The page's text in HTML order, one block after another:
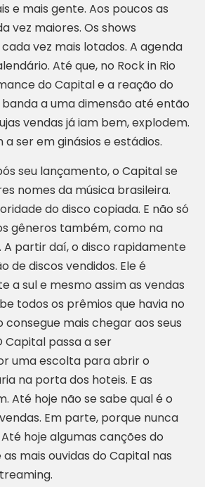
e mais gente. Aos poucos as
vez maiores. Os shows
vez mais lotados. A agenda
Até que, no Rock in Rio
do Capital e a reação do
a uma dimensão até então
vendas já iam bem, explodem.
a ser em ginásios e estádios.
seu lançamento, o Capital se
nomes da música brasileira.
do disco copiada. E não só
gêneros também, como na
A partir daí, o disco rapidamente
de discos vendidos. Ele é
a sul e mesmo assim as vendas
todos os prêmios que havia no
consegue mais chegar aos seus
Capital passa a ser
uma escolta para abrir o
na porta dos hoteis. E as
Até hoje não se sabe qual é o
Em parte, porque nunca
hoje algumas canções do
mais ouvidas do Capital nas